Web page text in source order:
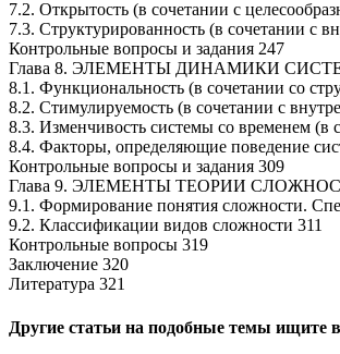
7.2. Открытость (в сочетании с
7.3. Структурированность (в сочетании с
Контрольные вопросы и задания 247
Глава 8. ЭЛЕМЕНТЫ ДИНАМИКИ
8.1. Функциональность (в сочетании со
8.2. Стимулируемость (в сочетании с
8.3. Изменчивость системы со временем (в
8.4. Факторы, определяющие поведение
Контрольные вопросы и задания 309
Глава 9. ЭЛЕМЕНТЫ ТЕОРИИ
9.1. Формирование понятия сложности.
9.2. Классификации видов сложности 311
Контрольные вопросы 319
Заключение 320
Литература 321
Другие статьи на подобные темы ищите